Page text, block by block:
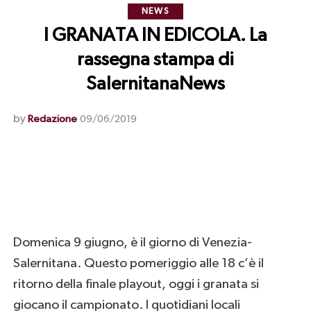
NEWS
I GRANATA IN EDICOLA. La
rassegna stampa di
SalernitanaNews
by Redazione 09/06/2019
Domenica 9 giugno, è il giorno di Venezia-
Salernitana. Questo pomeriggio alle 18 c’è il
ritorno della finale playout, oggi i granata si
giocano il campionato. I quotidiani locali